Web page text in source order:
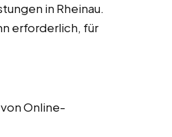
in Rheinau.
erforderlich, für
Online-